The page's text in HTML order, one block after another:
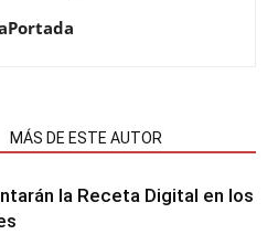
MÁS DE ESTE AUTOR
la Receta Digital en los